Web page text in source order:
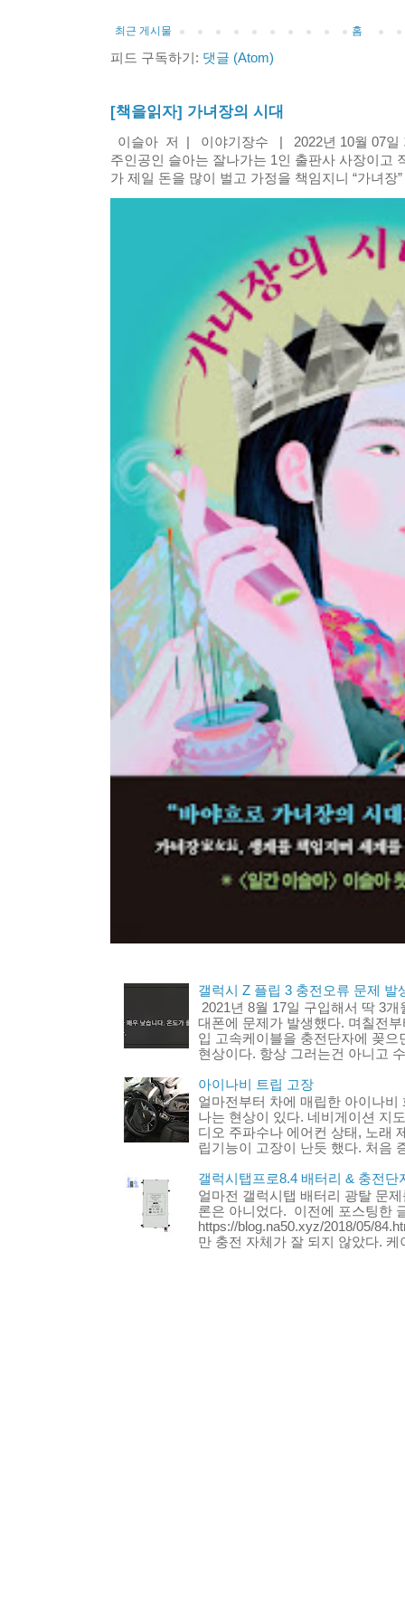
최근 게시물 홈
피드 구독하기: 댓글 (Atom)
[책을읽자] 가녀장의 시대
이슬아 저 | 이야기장수 | 2022년 10월 07일
주인공인 슬아는 잘나가는 1인 출판사 사장이고
가 제일 돈을 많이 벌고 가정을 책임지니 “가녀장
갤럭시 Z 플립 3 충전오류 문제 발
2021년 8월 17일 구입해서 딱 3
대폰에 문제가 발생했다. 며칠전
입 고속케이블을 충전단자에 꽂
현상이다. 항상 그러는건 아니고
아이나비 트립 고장
얼마전부터 차에 매립한 아이나
나는 현상이 있다. 네비게이션 지
디오 주파수나 에어컨 상태, 노래
립기능이 고장이 난듯 했다. 처음
갤럭시탭프로8.4 배터리 & 충전단
얼마전 갤럭시탭 배터리 광탈 문
론은 아니었다. 이전에 포스팅한
https://blog.na50.xyz/2018/05/
만 충전 자체가 잘 되지 않았다. 케